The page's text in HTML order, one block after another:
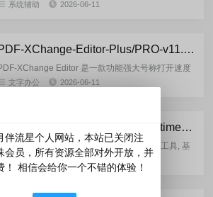
系统辅助 2026-06-11
PDF-XChange-Editor-Plus/PRO-v11.0.1.0 中文安装版
XChange Editor 是一款功能强大号称打开速度
快的PDF编辑器软件及PDF阅读器,PDF-XChange
文字办公 2026-06-11
一键部署：Office_Tool_with_runtime_v11.5.7.0 (2026.06.10) 官方绿色版
Office Tool Plus 是一款完全免费的图形界面工具, 基
Office 部署工具 (ODT) 打造， 可以让你选择安装
些对自己有用的部件，支持安...
文字办公 2026-06-11
伴流星个人网站，本站已关闭注
会员，所有资源全部对外开放，并
！ 相信会给你一个不错的体验！